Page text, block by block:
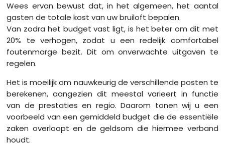
Wees ervan bewust dat, in het algemeen, het aantal
gasten de totale kost van uw bruiloft bepalen.
Van zodra het budget vast ligt, is het beter om dit met
20% te verhogen, zodat u een redelijk comfortabel
foutenmarge bezit. Dit om onverwachte uitgaven te
regelen.
Het is moeilijk om nauwkeurig de verschillende posten te
berekenen, aangezien dit meestal varieert in functie
van de prestaties en regio. Daarom tonen wij u een
voorbeeld van een gemiddeld budget die de essentiële
zaken overloopt en de geldsom die hiermee verband
houdt.